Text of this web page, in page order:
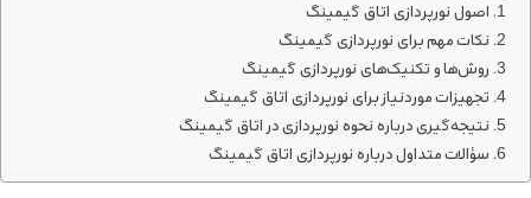
اصول نورپردازی اتاق گیمینگ
نکات مهم برای نورپردازی گیمینگ
روش‌ها و تکنیک‌های نورپردازی گیمینگ
تجهیزات موردنیاز برای نورپردازی اتاق گیمینگ
نتیجه‌گیری درباره نحوه نورپردازی در اتاق گیمینگ
سؤالات متداول درباره نورپردازی اتاق گیمینگ